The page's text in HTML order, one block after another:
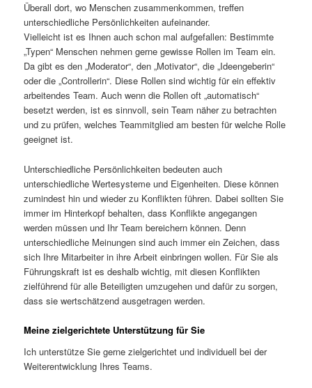
Überall dort, wo Menschen zusammenkommen, treffen
unterschiedliche Persönlichkeiten aufeinander.
Vielleicht ist es Ihnen auch schon mal aufgefallen: Bestimmte
„Typen“ Menschen nehmen gerne gewisse Rollen im Team ein.
Da gibt es den „Moderator“, den „Motivator“, die „Ideengeberin“
oder die „Controllerin“. Diese Rollen sind wichtig für ein effektiv
arbeitendes Team. Auch wenn die Rollen oft „automatisch“
besetzt werden, ist es sinnvoll, sein Team näher zu betrachten
und zu prüfen, welches Teammitglied am besten für welche Rolle
geeignet ist.
Unterschiedliche Persönlichkeiten bedeuten auch
unterschiedliche Wertesysteme und Eigenheiten. Diese können
zumindest hin und wieder zu Konflikten führen. Dabei sollten Sie
immer im Hinterkopf behalten, dass Konflikte angegangen
werden müssen und Ihr Team bereichern können. Denn
unterschiedliche Meinungen sind auch immer ein Zeichen, dass
sich Ihre Mitarbeiter in ihre Arbeit einbringen wollen. Für Sie als
Führungskraft ist es deshalb wichtig, mit diesen Konflikten
zielführend für alle Beteiligten umzugehen und dafür zu sorgen,
dass sie wertschätzend ausgetragen werden.
Meine zielgerichtete Unterstützung für Sie
Ich unterstütze Sie gerne zielgerichtet und individuell bei der
Weiterentwicklung Ihres Teams.